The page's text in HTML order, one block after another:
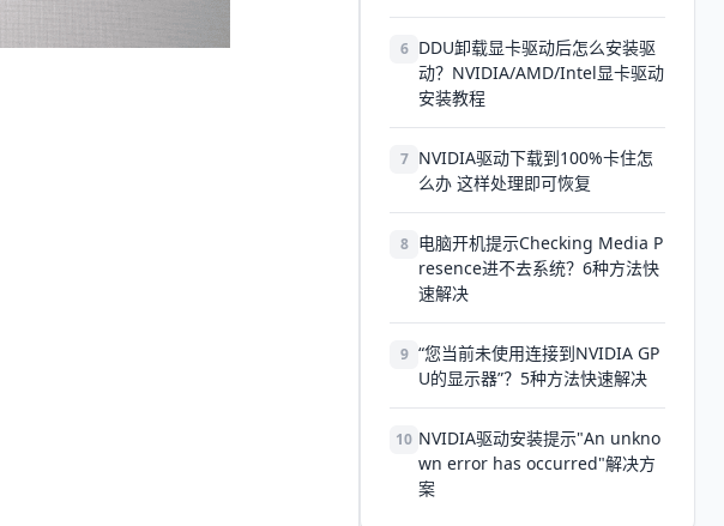
6 DDU卸载显卡驱动后怎么安装驱
动？NVIDIA/AMD/Intel显卡驱动
安装教程
7 NVIDIA驱动下载到100%卡住怎
么办 这样处理即可恢复
8 电脑开机提示Checking Media P
resence进不去系统？6种方法快
速解决
9 “您当前未使用连接到NVIDIA GP
U的显示器”？5种方法快速解决
10 NVIDIA驱动安装提示"An unkno
wn error has occurred"解决方
案